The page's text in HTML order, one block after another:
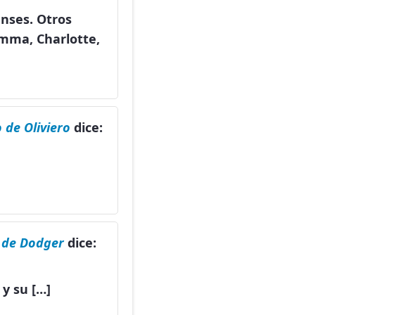
Otros
Charlotte,
Oliviero dice:
Dodger dice:
y su […]